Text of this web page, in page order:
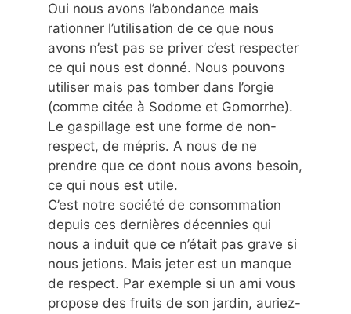
Oui nous avons l’abondance mais
rationner l’utilisation de ce que nous
avons n’est pas se priver c’est respecter
ce qui nous est donné. Nous pouvons
utiliser mais pas tomber dans l’orgie
(comme citée à Sodome et Gomorrhe).
Le gaspillage est une forme de non-
respect, de mépris. A nous de ne
prendre que ce dont nous avons besoin,
ce qui nous est utile.
C’est notre société de consommation
depuis ces dernières décennies qui
nous a induit que ce n’était pas grave si
nous jetions. Mais jeter est un manque
de respect. Par exemple si un ami vous
propose des fruits de son jardin, auriez-